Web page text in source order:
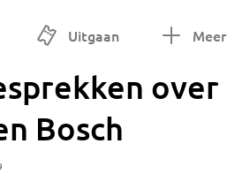
Uitgaan Meer
over
Bosch